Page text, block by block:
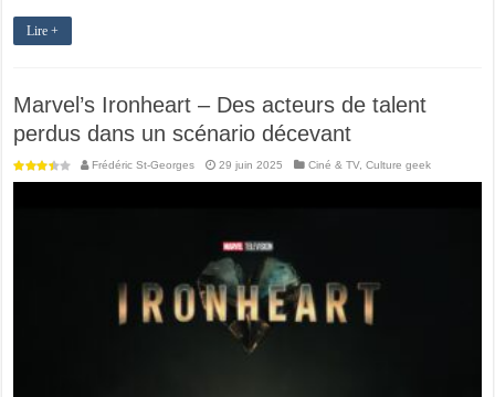
Lire +
Marvel’s Ironheart – Des acteurs de talent
perdus dans un scénario décevant
Frédéric St-Georges 29 juin 2025 Ciné & TV,Culture geek